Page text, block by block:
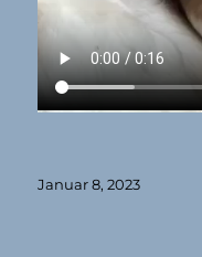
Veröffentlicht
Januar 8, 2023